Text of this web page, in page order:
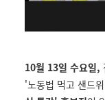
10월 13일 수요일,
'노동법 먹고 샌드